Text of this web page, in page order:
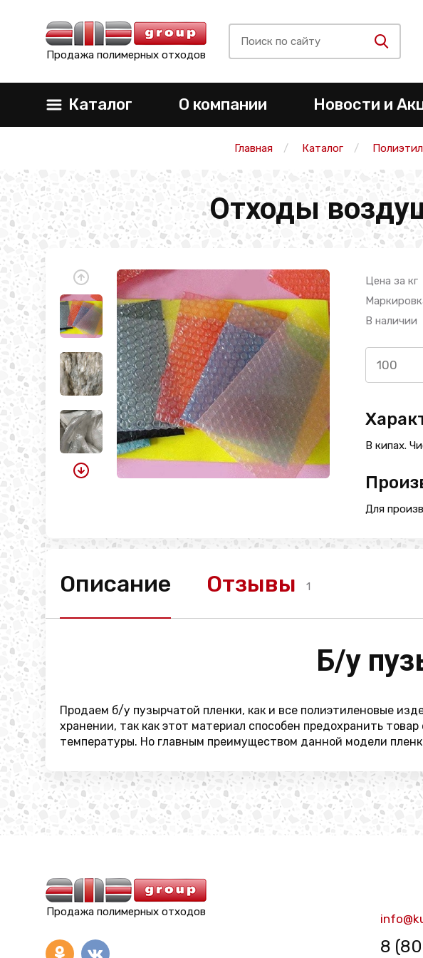
Продажа полимерных отходов
Каталог О компании Новости и
Главная Каталог
Отходы
Цена за кг
В наличии
В кипах.
Для
Описание Отзывы 1
Б/у
Продаем б/у пузырчатой пленки, как и все полиэтиленовые
хранении, так как этот материал способен предохранить
температуры. Но главным преимуществом данной модели
Продажа полимерных отходов
8